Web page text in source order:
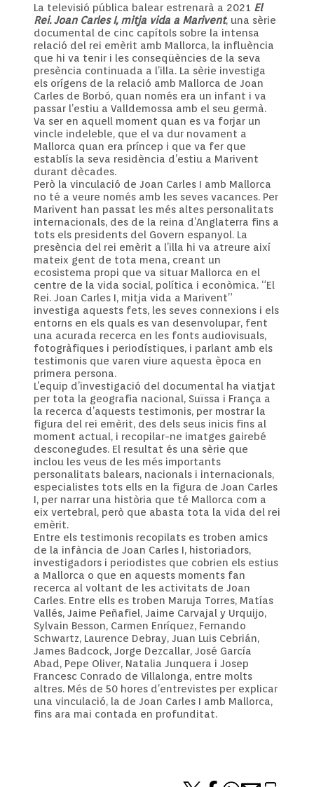
La televisió pública balear estrenarà a 2021 El
Rei. Joan Carles I, mitja vida a Marivent, una sèrie
documental de cinc capítols sobre la intensa
relació del rei emèrit amb Mallorca, la influència
que hi va tenir i les conseqüències de la seva
presència continuada a l’illa. La sèrie investiga
els orígens de la relació amb Mallorca de Joan
Carles de Borbó, quan només era un infant i va
passar l’estiu a Valldemossa amb el seu germà.
Va ser en aquell moment quan es va forjar un
vincle indeleble, que el va dur novament a
Mallorca quan era príncep i que va fer que
establís la seva residència d’estiu a Marivent
durant dècades.
Però la vinculació de Joan Carles I amb Mallorca
no té a veure només amb les seves vacances. Per
Marivent han passat les més altes personalitats
internacionals, des de la reina d’Anglaterra fins a
tots els presidents del Govern espanyol. La
presència del rei emèrit a l’illa hi va atreure així
mateix gent de tota mena, creant un
ecosistema propi que va situar Mallorca en el
centre de la vida social, política i econòmica. “El
Rei. Joan Carles I, mitja vida a Marivent”
investiga aquests fets, les seves connexions i els
entorns en els quals es van desenvolupar, fent
una acurada recerca en les fonts audiovisuals,
fotogràfiques i periodístiques, i parlant amb els
testimonis que varen viure aquesta època en
primera persona.
L’equip d’investigació del documental ha viatjat
per tota la geografia nacional, Suïssa i França a
la recerca d’aquests testimonis, per mostrar la
figura del rei emèrit, des dels seus inicis fins al
moment actual, i recopilar-ne imatges gairebé
desconegudes. El resultat és una sèrie que
inclou les veus de les més importants
personalitats balears, nacionals i internacionals,
especialistes tots ells en la figura de Joan Carles
I, per narrar una història que té Mallorca com a
eix vertebral, però que abasta tota la vida del rei
emèrit.
Entre els testimonis recopilats es troben amics
de la infància de Joan Carles I, historiadors,
investigadors i periodistes que cobrien els estius
a Mallorca o que en aquests moments fan
recerca al voltant de les activitats de Joan
Carles. Entre ells es troben Maruja Torres, Matías
Vallés, Jaime Peñafiel, Jaime Carvajal y Urquijo,
Sylvain Besson, Carmen Enríquez, Fernando
Schwartz, Laurence Debray, Juan Luis Cebrián,
James Badcock, Jorge Dezcallar, José García
Abad, Pepe Oliver, Natalia Junquera i Josep
Francesc Conrado de Villalonga, entre molts
altres. Més de 50 hores d’entrevistes per explicar
una vinculació, la de Joan Carles I amb Mallorca,
fins ara mai contada en profunditat.